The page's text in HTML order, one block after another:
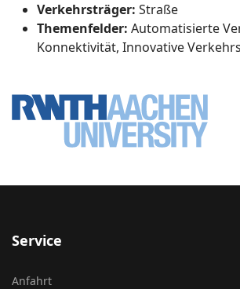
Verkehrsträger: Straße
Themenfelder: Automatisierte
Konnektivität, Innovative
Service
Anfahrt